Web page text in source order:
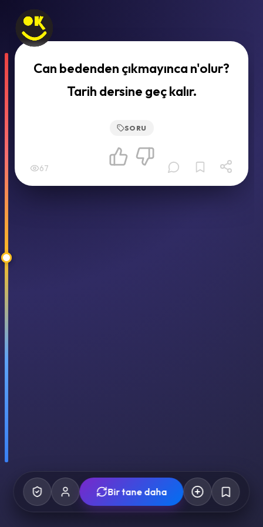
Can bedenden çıkmayınca n'olur?
Tarih dersine geç kalır.
SORU
67
Bir tane daha